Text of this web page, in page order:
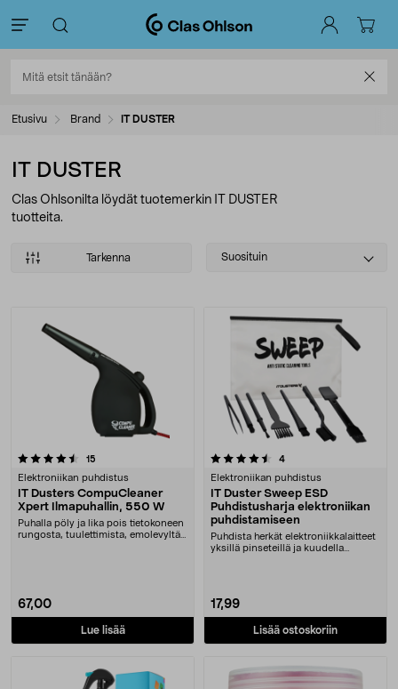
Etusivu Brand IT DUSTER
IT DUSTER
Clas Ohlsonilta löydät tuotemerkin IT DUSTER
tuotteita.
Tarkenna
Select
Suosituin
Tuotteet
15
Elektroniikan puhdistus
IT Dusters CompuCleaner
Xpert Ilmapuhallin, 550 W
Puhalla pöly ja lika pois tietokoneen
rungosta, tuulettimista, emolevyltä
67,00
Lue lisää
4.5 viidestä tähdestä 4arvostelut
Elektroniikan puhdistus
IT Duster Sweep ESD
Puhdistusharja elektroniikan
puhdistamiseen
Puhdista herkät elektroniikkalaitteet
yksillä pinseteillä ja kuudella
17,99
Lisää ostoskoriin